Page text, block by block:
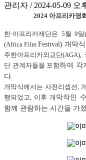
관리자 / 2024-05-09 오
2024 아프리카영
한·아프리카재단은 5월 9
(Africa Film Festival) 개막
주한아프리카외교단
단 관계자들을 포함하여 각
다.
개막식에서는 사전리셉션,
행되었고, 이후 개 막작인
함께 관람하는 시간을 가